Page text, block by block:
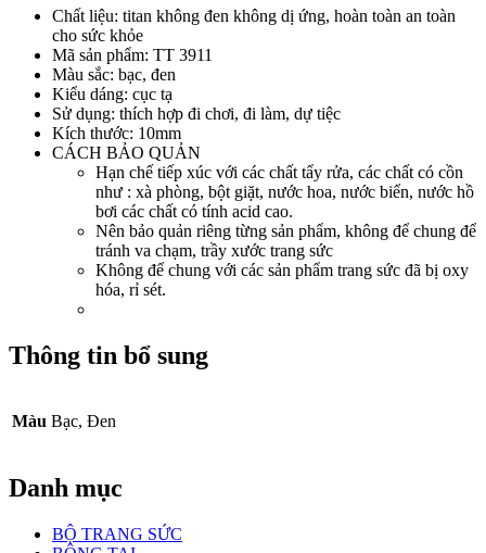
Chất liệu: titan không đen không dị ứng, hoàn toàn an toàn
cho sức khỏe
Mã sản phẩm: TT 3911
Màu sắc: bạc, đen
Kiểu dáng: cục tạ
Sử dụng: thích hợp đi chơi, đi làm, dự tiệc
Kích thước: 10mm
CÁCH BẢO QUẢN
Hạn chế tiếp xúc với các chất tẩy rửa, các chất có cồn
như : xà phòng, bột giặt, nước hoa, nước biển, nước hồ
bơi các chất có tính acid cao.
Nên bảo quản riêng từng sản phẩm, không để chung để
tránh va chạm, trầy xước trang sức
Không để chung với các sản phẩm trang sức đã bị oxy
hóa, rỉ sét.
Thông tin bổ sung
Màu Bạc, Đen
Danh mục
BỘ TRANG SỨC